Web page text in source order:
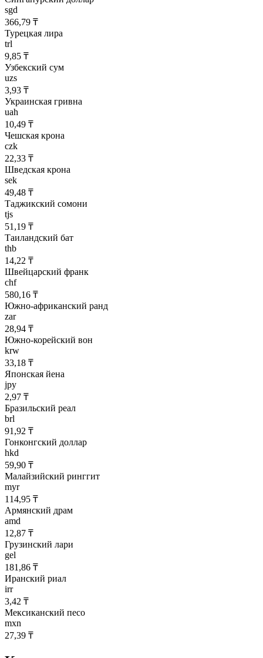
sgd
366,79 ₸
Турецкая лира
trl
9,85 ₸
Узбекский сум
uzs
3,93 ₸
Украинская гривна
uah
10,49 ₸
Чешская крона
czk
22,33 ₸
Шведская крона
sek
49,48 ₸
Таджикский сомони
tjs
51,19 ₸
Таиландский бат
thb
14,22 ₸
Швейцарский франк
chf
580,16 ₸
Южно-африканский ранд
zar
28,94 ₸
Южно-корейский вон
krw
33,18 ₸
Японская йена
jpy
2,97 ₸
Бразильский реал
brl
91,92 ₸
Гонконгский доллар
hkd
59,90 ₸
Малайзийский ринггит
myr
114,95 ₸
Армянский драм
amd
12,87 ₸
Грузинский лари
gel
181,86 ₸
Иранский риал
irr
3,42 ₸
Мексиканский песо
mxn
27,39 ₸